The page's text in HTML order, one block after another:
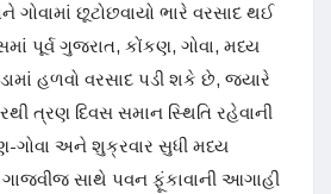
ગોવામાં છૂટોછવાયો ભારે વરસાદ થઈ
પૂર્વ ગુજરાત, કોંકણ, ગોવા, મધ્ય
હળવો વરસાદ પડી શકે છે, જ્યારે
ત્રણ દિવસ સમાન સ્થિતિ રહેવાની
ગોવા અને શુક્રવાર સુધી મધ્ય
ગાજવીજ સાથે પવન ફૂંકાવાની આગાહી